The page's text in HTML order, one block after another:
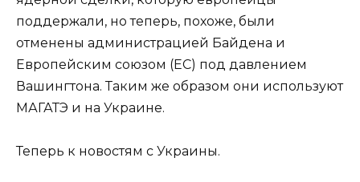
поддержали, но теперь, похоже, были
отменены администрацией Байдена и
Европейским союзом (ЕС) под давлением
Вашингтона. Таким же образом они используют
МАГАТЭ и на Украине.
Теперь к новостям с Украины.